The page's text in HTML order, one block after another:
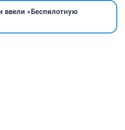
ввели «Беспилотную